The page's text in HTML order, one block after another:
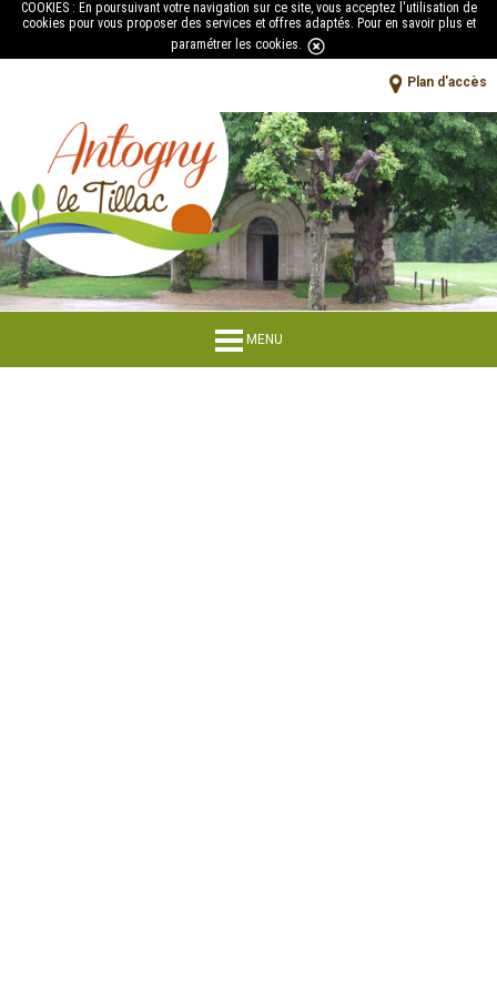
COOKIES : En poursuivant votre navigation sur ce site, vous acceptez l'utilisation de
cookies pour vous proposer des services et offres adaptés. Pour en savoir plus et
paramétrer les cookies
Plan d'accès
MENU